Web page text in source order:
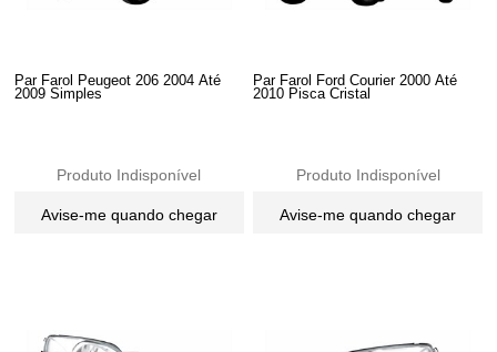
Par Farol Peugeot 206 2004 Até
2009 Simples
Produto Indisponível
Avise-me quando chegar
Par Farol Ford Courier 2000 Até
2010 Pisca Cristal
Produto Indisponível
Avise-me quando chegar